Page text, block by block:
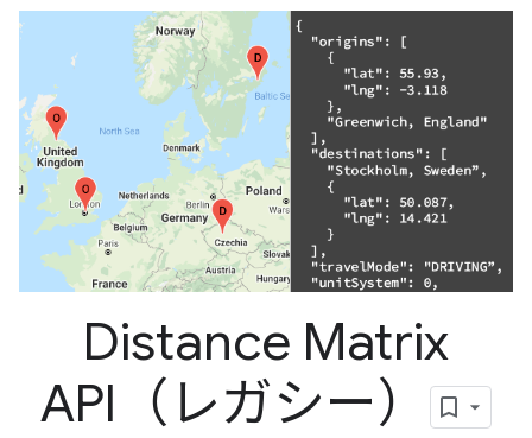
Distance Matrix
API（レガシー）